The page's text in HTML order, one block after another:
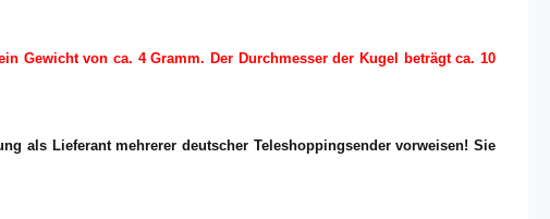
Gewicht von ca. 4 Gramm. Der Durchmesser der Kugel beträgt ca. 10
als Lieferant mehrerer deutscher Teleshoppingsender vorweisen! Sie